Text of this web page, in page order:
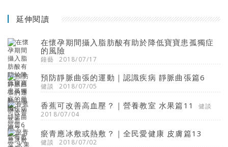
延伸閱讀
在懷孕期間攝入脂肪酸有助於降低寶寶患孤獨症
的風險
鐘藝 2018/07/17
預防靜脈曲張的運動｜認識疾病 靜脈曲張篇6
健談 2018/07/05
香蕉可改善高血壓？｜營養教室 水果篇11
健談
2018/07/04
瘀青應冰敷或熱敷？｜全民愛健康 皮膚篇13
健談 2018/07/02